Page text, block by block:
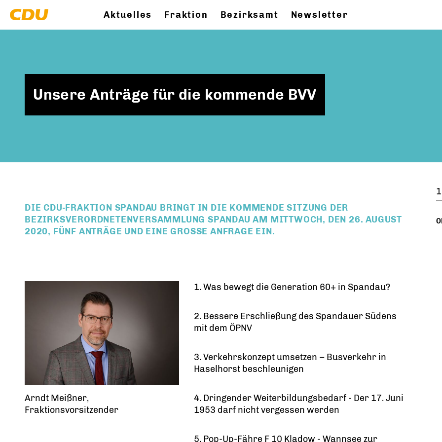
Aktuelles Fraktion Bezirksamt Newsletter
Unsere Anträge für die kommende BVV
DIE CDU-FRAKTION SPANDAU BRINGT IN DIE KOMMENDE SITZUNG DER
BEZIRKSVERORDNETENVERSAMMLUNG SPANDAU AM MITTWOCH, DEN 26. AUGUST
2020, FÜNF ANTRÄGE UND EINE GROSSE ANFRAGE EIN.
Arndt Meißner,
Fraktionsvorsitzender
1. Was bewegt die Generation 60+ in Spandau?
2. Bessere Erschließung des Spandauer Südens
mit dem ÖPNV
3. Verkehrskonzept umsetzen – Busverkehr in
Haselhorst beschleunigen
4. Dringender Weiterbildungsbedarf - Der 17. Juni
1953 darf nicht vergessen werden
5. Pop-Up-Fähre F 10 Kladow - Wannsee zur